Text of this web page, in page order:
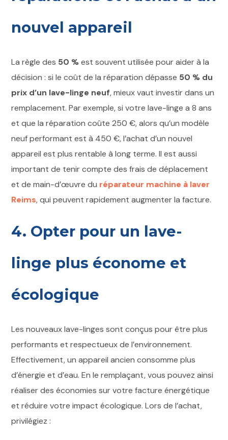
nouvel appareil
La règle des 50 %est souvent utilisée pour aider à la
décision : si le coût de la réparation dépasse 50 % du
prix d’un lave-linge neuf, mieux vaut investir dans un
remplacement. Par exemple, si votre lave-linge a 8 ans
et que la réparation coûte 250 €, alors qu’un modèle
neuf performant est à 450 €, l’achat d’un nouvel
appareil est plus rentable à long terme. Il est aussi
important de tenir compte des frais de déplacement
et de main-d’œuvre du réparateur machine à laver
Reims, qui peuvent rapidement augmenter la facture.
4. Opter pour un lave-
linge plus économe et
écologique
Les nouveaux lave-linges sont conçus pour être plus
performants et respectueux de l’environnement.
Effectivement, un appareil ancien consomme plus
d’énergie et d’eau. En le remplaçant, vous pouvez ainsi
réaliser des économies sur votre facture énergétique
et réduire votre impact écologique. Lors de l’achat,
privilégiez :